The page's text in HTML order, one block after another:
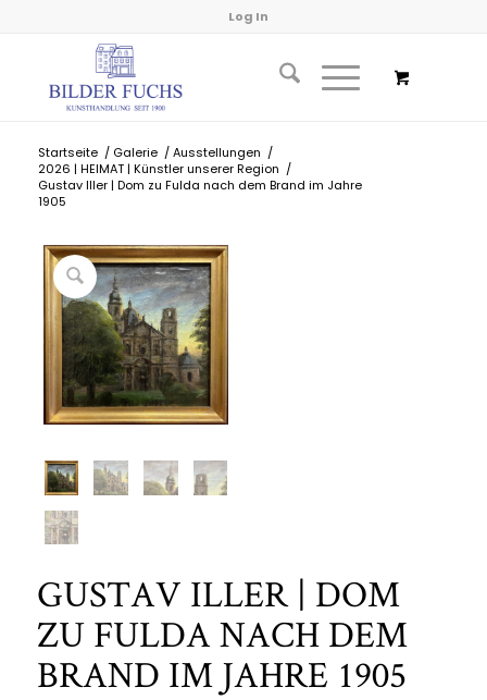
Log In
Startseite / Galerie / Ausstellungen /
2026 | HEIMAT | Künstler unserer Region /
Gustav Iller | Dom zu Fulda nach dem Brand im Jahre
1905
GUSTAV ILLER | DOM
ZU FULDA NACH DEM
BRAND IM JAHRE 1905